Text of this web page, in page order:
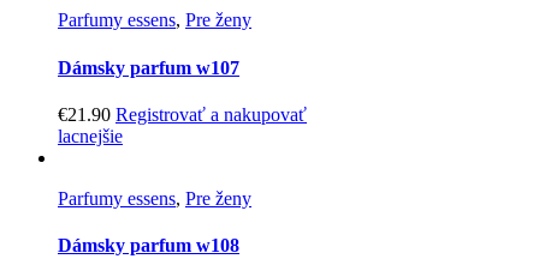
Parfumy essens, Pre ženy
Dámsky parfum w107
€21.90 Registrovať a nakupovať
lacnejšie
Parfumy essens, Pre ženy
Dámsky parfum w108